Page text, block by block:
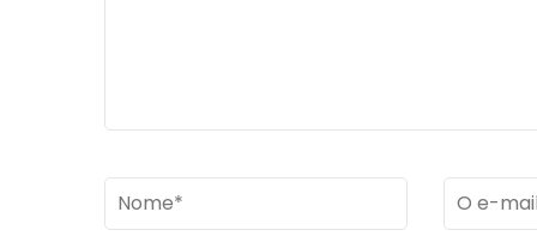
Name* Email *